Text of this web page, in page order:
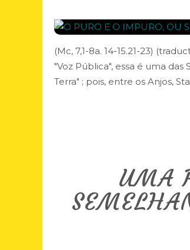
(Mc, 7,1-8a. 14-15.21-23)
"Voz Pública", essa é uma
Terra" ; pois, entre os Anjos,
UMA